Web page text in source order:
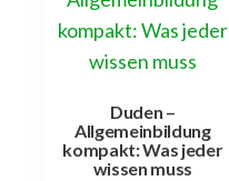
Duden –
Allgemeinbildung
kompakt: Was jeder
wissen muss